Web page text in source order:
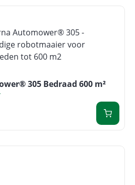
305 Bedraad 600 m²